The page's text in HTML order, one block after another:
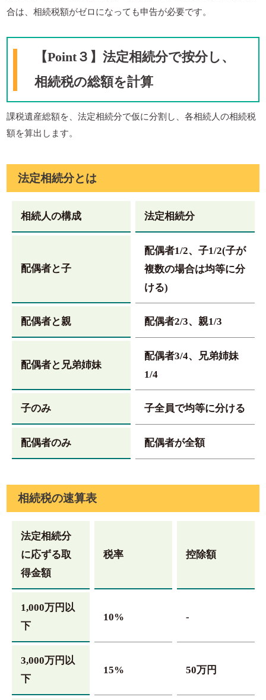
合は、相続税額がゼロになっても申告が必要です。
【Point３】法定相続分で按分し、
相続税の総額を計算
課税遺産総額を、法定相続分で仮に分割し、各相続人の相続税
額を算出します。
法定相続分とは
相続人の構成 法定相続分
配偶者と子
配偶者1/2、子1/2(子が
複数の場合は均等に分
ける)
配偶者と親 配偶者2/3、親1/3
配偶者と兄弟姉妹
配偶者3/4、兄弟姉妹
1/4
子のみ 子全員で均等に分ける
配偶者のみ 配偶者が全額
相続税の速算表
法定相続分
に応ずる取
得金額
税率 控除額
1,000万円以
下
10% -
3,000万円以
下
15% 50万円